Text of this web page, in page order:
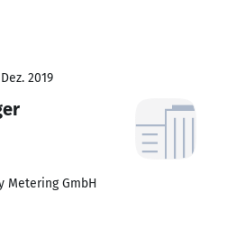
2019
Metering GmbH